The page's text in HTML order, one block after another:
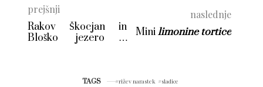
prejšnji
Rakov Škocjan in
Bloško jezero –
naslednje
Minilimonine tortice
TAGS rižev narastek sladice